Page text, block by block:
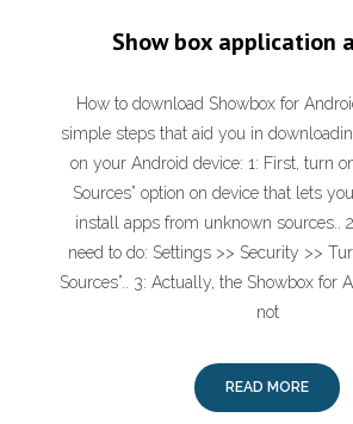
Show box application
How to download Showbox for
simple steps that aid you in
on your Android device: 1: First, turn
Sources” option on device that lets
install apps from unknown sources..
need to do: Settings >> Security >>
Sources”.. 3: Actually, the Showbox for
not
READ MORE